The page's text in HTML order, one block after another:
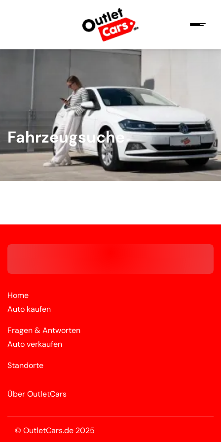
Fahrzeugsuche
Home
Auto kaufen
Fragen & Antworten
Auto verkaufen
Standorte
Über OutletCars
© OutletCars.de 2025